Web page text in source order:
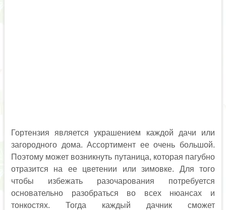
Гортензия является украшением каждой дачи или
загородного дома. Ассортимент ее очень большой.
Поэтому может возникнуть путаница, которая пагубно
отразится на ее цветении или зимовке. Для того
чтобы избежать разочарования потребуется
основательно разобраться во всех нюансах и
тонкостях. Тогда каждый дачник сможет